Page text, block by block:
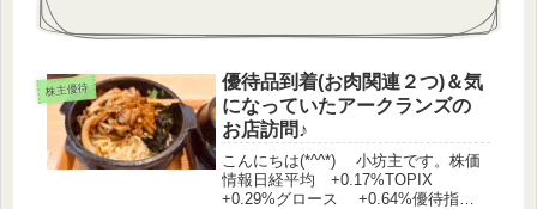
株主優待
優待品到着(お肉関連２つ)＆気
になっていたアークランズの
お店訪問♪
こんにちは(*^^*) 小坊主です。株価
情報日経平均 +0.17%TOPIX
+0.29%グロース +0.64%優待指